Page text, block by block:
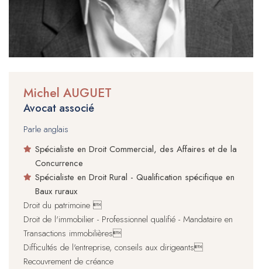
Michel AUGUET
Avocat associé
Parle anglais
Spécialiste en Droit Commercial, des Affaires et de la
Concurrence
Spécialiste en Droit Rural - Qualification spécifique en
Baux ruraux
Droit du patrimoine 
Droit de l'immobilier - Professionnel qualifié - Mandataire en
Transactions immobilières
Difficultés de l'entreprise, conseils aux dirigeants
Recouvrement de créance